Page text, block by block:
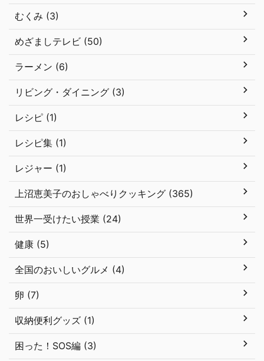
むくみ (3)
めざましテレビ (50)
ラーメン (6)
リビング・ダイニング (3)
レシピ (1)
レシピ集 (1)
レジャー (1)
上沼恵美子のおしゃべりクッキング (365)
世界一受けたい授業 (24)
健康 (5)
全国のおいしいグルメ (4)
卵 (7)
収納便利グッズ (1)
困った！SOS編 (3)